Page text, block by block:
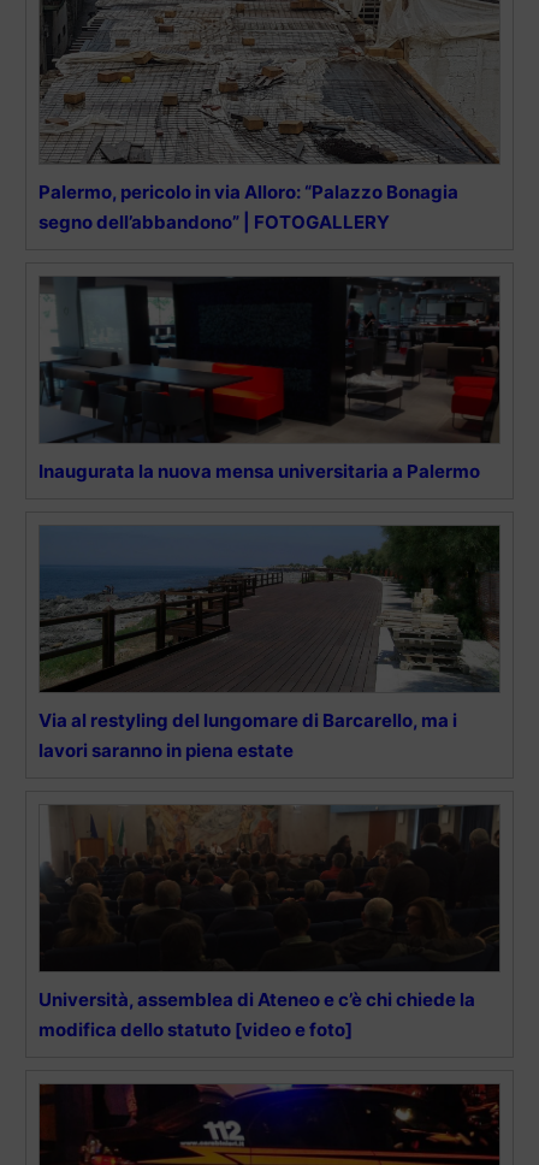
Palermo, pericolo in via Alloro: “Palazzo Bonagia
segno dell’abbandono” | FOTOGALLERY
Inaugurata la nuova mensa universitaria a Palermo
Via al restyling del lungomare di Barcarello, ma i
lavori saranno in piena estate
Università, assemblea di Ateneo e c’è chi chiede la
modifica dello statuto [video e foto]